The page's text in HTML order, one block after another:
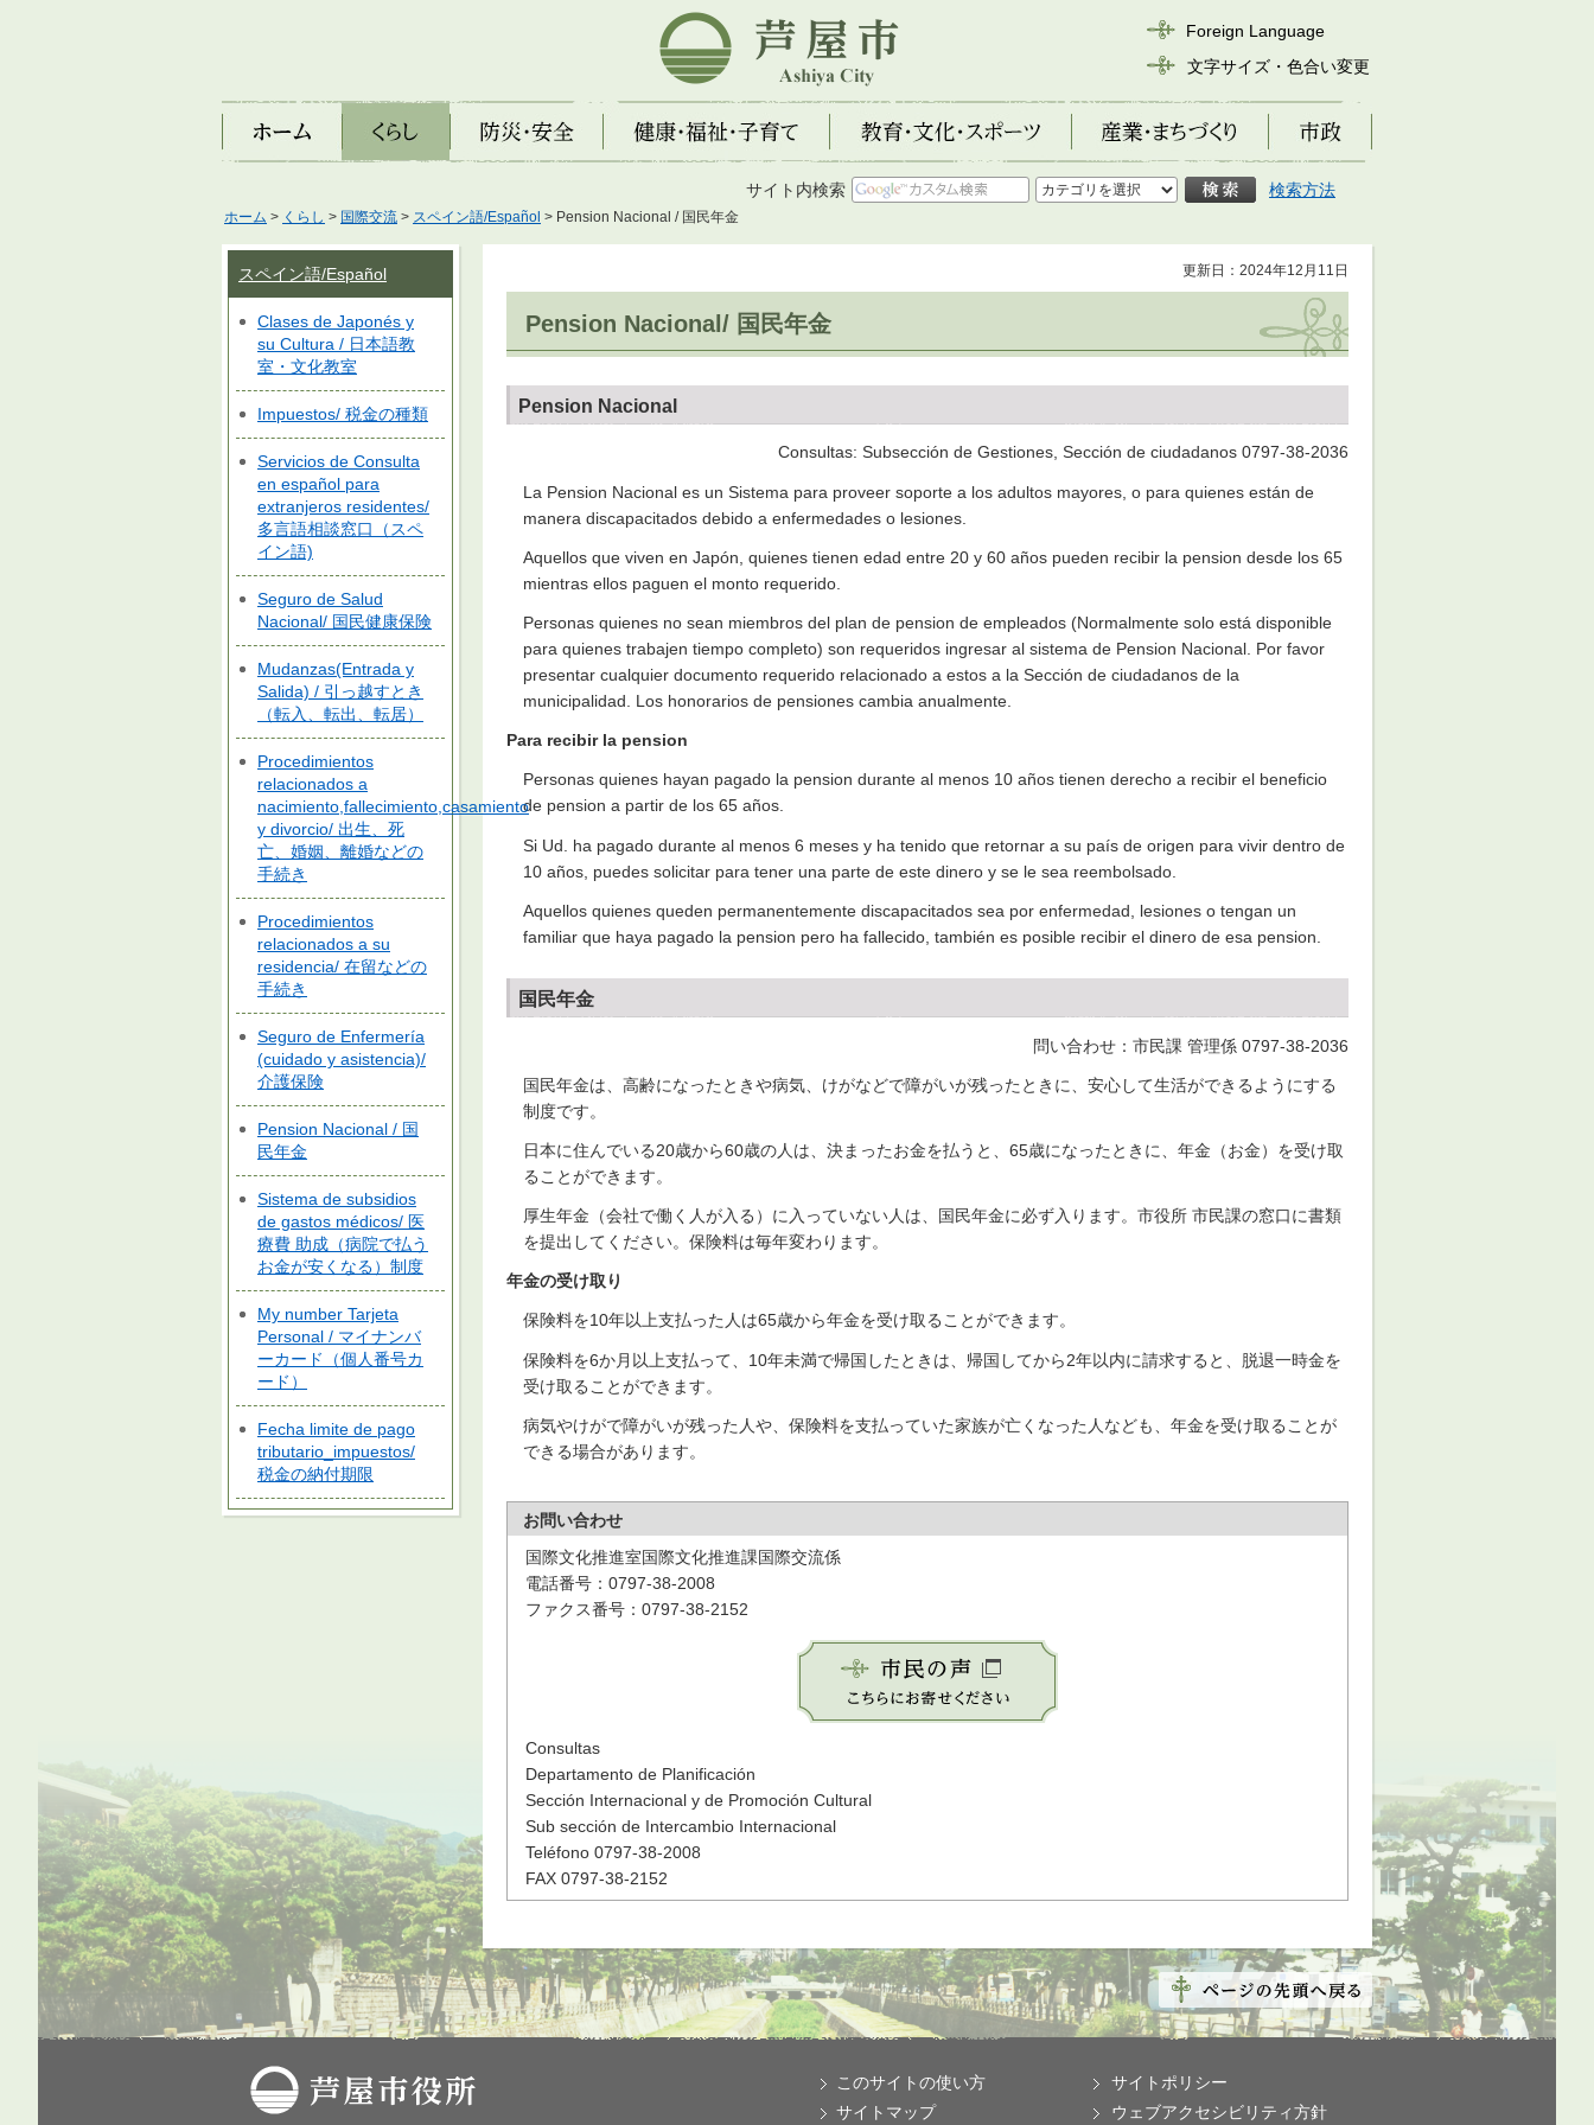
芦屋市
Foreign Language
文字サイズ・色合い変更
ホーム くらし 防災・安全 健康・福祉・子育て 教育・文化・スポーツ 産業・まちづくり 市政
サイト内検索 検索方法
ホーム > くらし > 国際交流 > スペイン語/Español > Pension Nacional / 国民年金
スペイン語/Español
Clases de Japonés y
su Cultura / 日本語教
室・文化教室
Impuestos/ 税金の種類
Servicios de Consulta
en español para
extranjeros residentes/
多言語相談窓口（スペ
イン語)
Seguro de Salud
Nacional/ 国民健康保険
Mudanzas(Entrada y
Salida) / 引っ越すとき
（転入、転出、転居）
Procedimientos
relacionados a
nacimiento,fallecimiento,casamiento
y divorcio/ 出生、死
亡、婚姻、離婚などの
手続き
Procedimientos
relacionados a su
residencia/ 在留などの
手続き
Seguro de Enfermería
(cuidado y asistencia)/
介護保険
Pension Nacional / 国
民年金
Sistema de subsidios
de gastos médicos/ 医
療費 助成（病院で払う
お金が安くなる）制度
My number Tarjeta
Personal / マイナンバ
ーカード（個人番号カ
ード）
Fecha limite de pago
tributario_impuestos/
税金の納付期限
更新日：2024年12月11日
Pension Nacional/ 国民年金
Pension Nacional
Consultas: Subsección de Gestiones, Sección de ciudadanos 0797-38-2036
La Pension Nacional es un Sistema para proveer soporte a los adultos mayores, o para quienes están de
manera discapacitados debido a enfermedades o lesiones.
Aquellos que viven en Japón, quienes tienen edad entre 20 y 60 años pueden recibir la pension desde los 65
mientras ellos paguen el monto requerido.
Personas quienes no sean miembros del plan de pension de empleados (Normalmente solo está disponible
para quienes trabajen tiempo completo) son requeridos ingresar al sistema de Pension Nacional. Por favor
presentar cualquier documento requerido relacionado a estos a la Sección de ciudadanos de la
municipalidad. Los honorarios de pensiones cambia anualmente.
Para recibir la pension
Personas quienes hayan pagado la pension durante al menos 10 años tienen derecho a recibir el beneficio
de pension a partir de los 65 años.
Si Ud. ha pagado durante al menos 6 meses y ha tenido que retornar a su país de origen para vivir dentro de
10 años, puedes solicitar para tener una parte de este dinero y se le sea reembolsado.
Aquellos quienes queden permanentemente discapacitados sea por enfermedad, lesiones o tengan un
familiar que haya pagado la pension pero ha fallecido, también es posible recibir el dinero de esa pension.
国民年金
問い合わせ：市民課 管理係 0797-38-2036
国民年金は、高齢になったときや病気、けがなどで障がいが残ったときに、安心して生活ができるようにする
制度です。
日本に住んでいる20歳から60歳の人は、決まったお金を払うと、65歳になったときに、年金（お金）を受け取
ることができます。
厚生年金（会社で働く人が入る）に入っていない人は、国民年金に必ず入ります。市役所 市民課の窓口に書類
を提出してください。保険料は毎年変わります。
年金の受け取り
保険料を10年以上支払った人は65歳から年金を受け取ることができます。
保険料を6か月以上支払って、10年未満で帰国したときは、帰国してから2年以内に請求すると、脱退一時金を
受け取ることができます。
病気やけがで障がいが残った人や、保険料を支払っていた家族が亡くなった人なども、年金を受け取ることが
できる場合があります。
お問い合わせ
国際文化推進室国際文化推進課国際交流係
電話番号：0797-38-2008
ファクス番号：0797-38-2152
Consultas
Departamento de Planificación
Sección Internacional y de Promoción Cultural
Sub sección de Intercambio Internacional
Teléfono 0797-38-2008
FAX 0797-38-2152
芦屋市役所
このサイトの使い方
サイトマップ
サイトポリシー
ウェブアクセシビリティ方針